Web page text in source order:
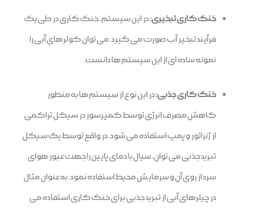
خنک کاری تبخیری:در این سیستم، خنک کاری در طی یک
فرآیند تبخیر آب صورت می گیرد. می توان کولرهای آبی را
نمونه ساده ای از این سیستم ها دانست.
خنک کاری جذبی:در این نوع از سیستم ها به منظور
کاهش مصرف انرژی توسط کمپرسور در سیکل تراکمی
از ژنراتور و پمپ استفاده می شود. در واقع توسط یک سیکل
تبرید جذبی می توان، سیال با دمای پایین را جهت عبور هوای
سرد از روی آن و سرمایش محیط استفاده نمود. به عنوان مثال
در چیلرهای آبی از تبرید جذبی برای خنک کاری استفاده می